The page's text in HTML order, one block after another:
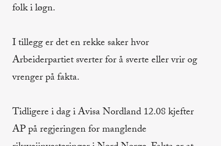
folk i løgn.
I tillegg er det en rekke saker hvor
Arbeiderpartiet sverter for å sverte eller vrir og
vrenger på fakta.
Tidligere i dag i Avisa Nordland 12.08 kjefter
AP på regjeringen for manglende